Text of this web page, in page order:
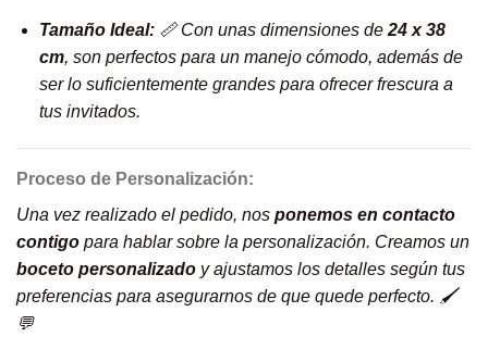
Tamaño Ideal:📏 Con unas dimensiones de 24 x 38
cm, son perfectos para un manejo cómodo, además de
ser lo suficientemente grandes para ofrecer frescura a
tus invitados.
Proceso de Personalización:
Una vez realizado el pedido, nos ponemos en contacto
contigo para hablar sobre la personalización. Creamos un
boceto personalizado y ajustamos los detalles según tus
preferencias para asegurarnos de que quede perfecto. 🖌️
💬